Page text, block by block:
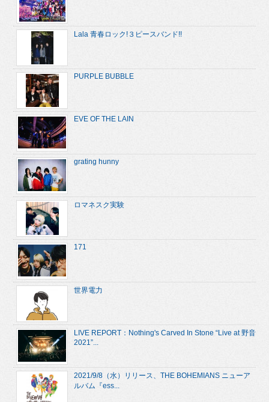
Lala 青春ロック!３ピースバンド!!
PURPLE BUBBLE
EVE OF THE LAIN
grating hunny
ロマネスク実験
171
世界電力
LIVE REPORT：Nothing's Carved In Stone “Live at 野音
2021”...
2021/9/8（水）リリース、THE BOHEMIANS ニューア
ルバム『ess...